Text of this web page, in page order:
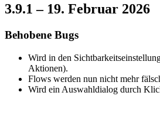
3.9.1 – 19. Februar 2026
Behobene Bugs
Wird in den
Aktionen).
Flows werden nun nicht mehr
Wird ein Auswahldialog durch